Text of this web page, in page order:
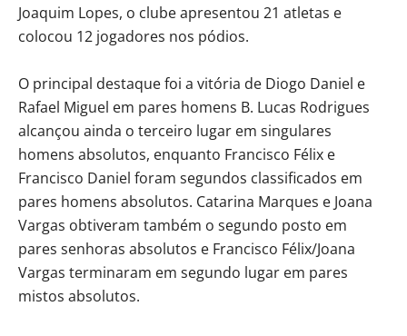
Joaquim Lopes, o clube apresentou 21 atletas e
colocou 12 jogadores nos pódios.
O principal destaque foi a vitória de Diogo Daniel e
Rafael Miguel em pares homens B. Lucas Rodrigues
alcançou ainda o terceiro lugar em singulares
homens absolutos, enquanto Francisco Félix e
Francisco Daniel foram segundos classificados em
pares homens absolutos. Catarina Marques e Joana
Vargas obtiveram também o segundo posto em
pares senhoras absolutos e Francisco Félix/Joana
Vargas terminaram em segundo lugar em pares
mistos absolutos.